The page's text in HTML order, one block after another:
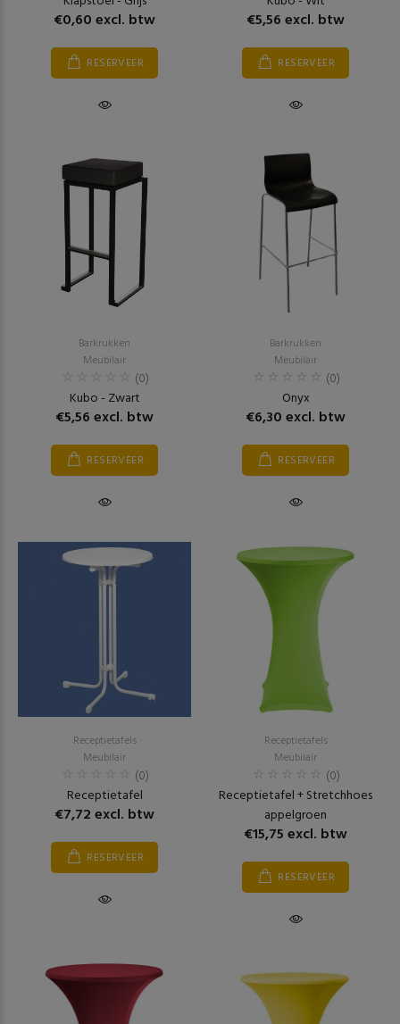
€0,60 excl. btw
RESERVEER
€5,56 excl. btw
RESERVEER
Barkrukken
Meubilair
(0)
Kubo - Zwart
€5,56 excl. btw
RESERVEER
Barkrukken
Meubilair
(0)
Onyx
€6,30 excl. btw
RESERVEER
Receptietafels
Meubilair
(0)
Receptietafel
€7,72 excl. btw
RESERVEER
Receptietafels
Meubilair
(0)
Receptietafel + Stretchhoes
appelgroen
€15,75 excl. btw
RESERVEER